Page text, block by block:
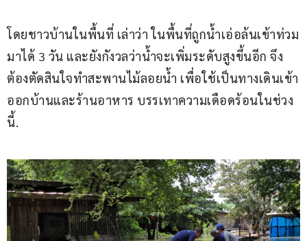
โดยชาวบ้านในพื้นที่ เล่าว่า ในพื้นที่ถูกน้ำเอ่อล้น​เข้าท่วม
มาได้ 3 วัน และยังกังวลว่าน้ำจะเพิ่มระดับสูงขึ้นอีก จึง
ต้องตัดสินใจทำสะพานไม้ลอยน้ำ เพื่อใช้เป็นทางเดินเข้า
ออกบ้านและร้านอาหาร บรรเทาความเดือดร้อน​ในช่วง
นี้.